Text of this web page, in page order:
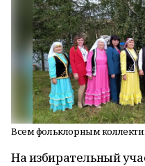
Всем фольклорным
На избирательный